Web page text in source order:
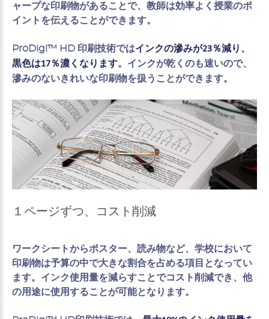
ャープな印刷物があることで、教師は効率よく授業のポ
イントを伝えることができます。
ProDigi™ HD 印刷技術ではインクの滲みが23％減り、
黒色は17％濃くなります。インクが乾くのも速いので、
滲みのないきれいな印刷物を扱うことができます。
１ページずつ、コスト削減
ワークシートからポスター、読み物など、学校において
印刷物は予算の中で大きな割合を占める項目となってい
ます。インク使用量を減らすことでコスト削減でき、他
の用途に使用することが可能となります。